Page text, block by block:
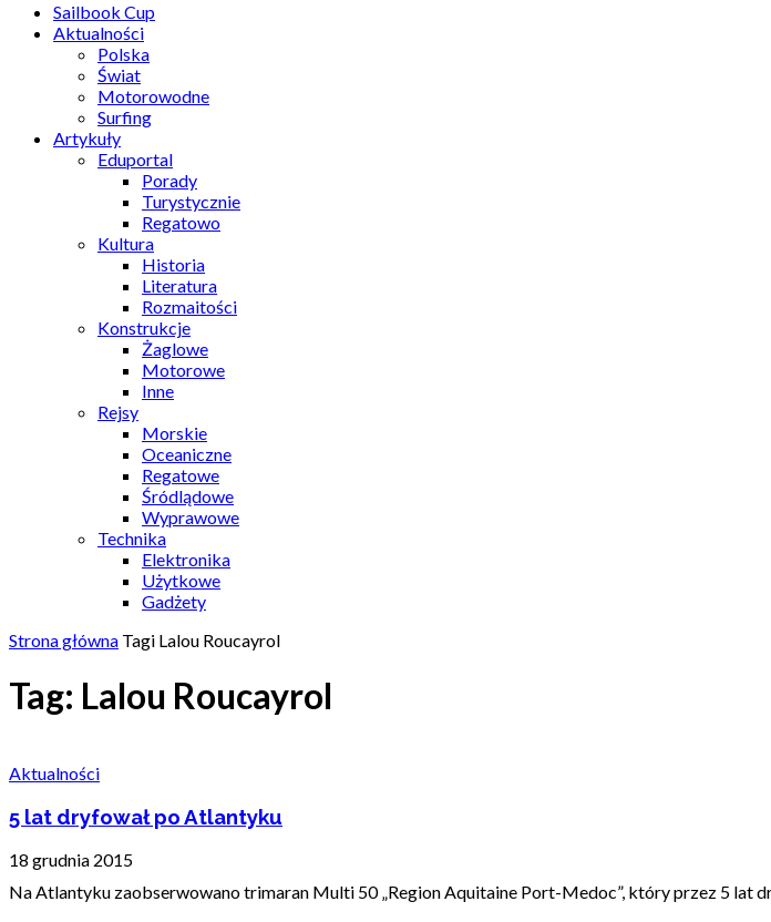
Sailbook Cup
Aktualności
Polska
Świat
Motorowodne
Surfing
Artykuły
Eduportal
Porady
Turystycznie
Regatowo
Kultura
Historia
Literatura
Rozmaitości
Konstrukcje
Żaglowe
Motorowe
Inne
Rejsy
Morskie
Oceaniczne
Regatowe
Śródlądowe
Wyprawowe
Technika
Elektronika
Użytkowe
Gadżety
Strona główna Tagi Lalou Roucayrol
Tag: Lalou Roucayrol
Aktualności
5 lat dryfował po Atlantyku
18 grudnia 2015
Na Atlantyku zaobserwowano trimaran Multi 50 „Region Aquitaine Port-Medoc”, który przez 5 lat